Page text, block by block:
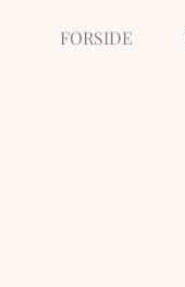
FORSIDE